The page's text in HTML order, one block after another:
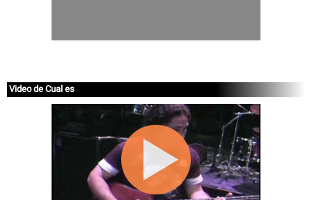
Video de Cual es